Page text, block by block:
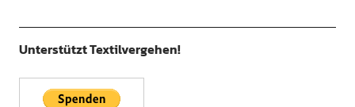
Unterstützt Textilvergehen!